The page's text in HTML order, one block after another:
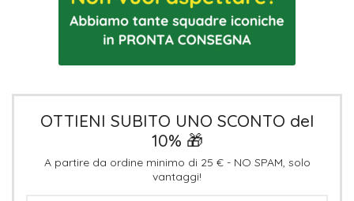
OTTIENI SUBITO UNO SCONTO del
10% 🎁
A partire da ordine minimo di 25 € - NO SPAM, solo
vantaggi!